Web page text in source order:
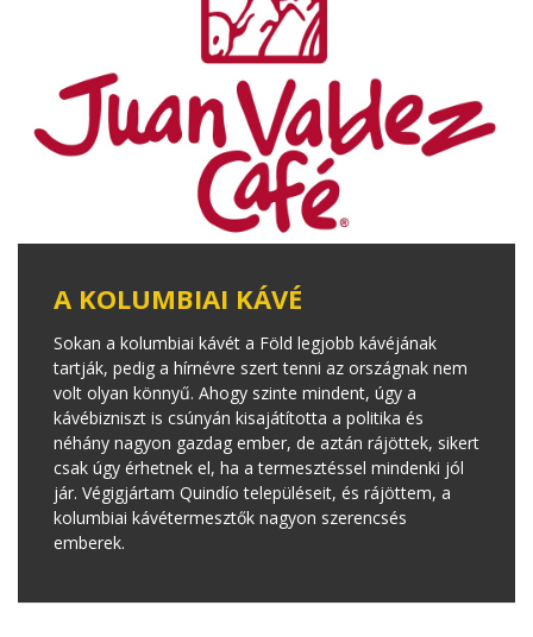
A KOLUMBIAI KÁVÉ
Sokan a kolumbiai kávét a Föld legjobb kávéjának
tartják, pedig a hírnévre szert tenni az országnak nem
volt olyan könnyű. Ahogy szinte mindent, úgy a
kávébizniszt is csúnyán kisajátította a politika és
néhány nagyon gazdag ember, de aztán rájöttek, sikert
csak úgy érhetnek el, ha a termesztéssel mindenki jól
jár. Végigjártam Quindío településeit, és rájöttem, a
kolumbiai kávétermesztők nagyon szerencsés
emberek.